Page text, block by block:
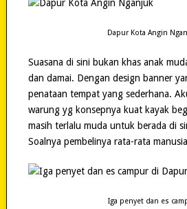
Dapur Kota Angin
Suasana di sini bukan khas anak
dan damai. Dengan design banner
penataan tempat yang sederhana.
warung yg konsepnya kuat kayak
masih terlalu muda untuk berada di
Soalnya pembelinya rata-rata
Iga penyet dan es